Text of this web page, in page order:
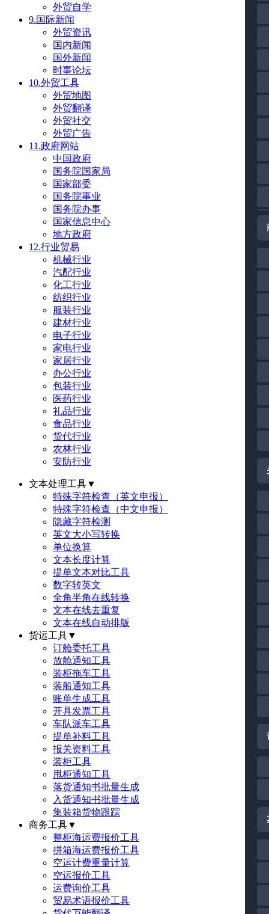
外贸自学
9.国际新闻
外贸资讯
国内新闻
国外新闻
时事论坛
10.外贸工具
外贸地图
外贸翻译
外贸社交
外贸广告
11.政府网站
中国政府
国务院国家局
国家部委
国务院事业
国务院办事
国家信息中心
地方政府
12.行业贸易
机械行业
汽配行业
化工行业
纺织行业
服装行业
建材行业
电子行业
家电行业
家居行业
办公行业
包装行业
医药行业
礼品行业
食品行业
货代行业
农林行业
安防行业
文本处理工具▼
特殊字符检查（英文申报）
特殊字符检查（中文申报）
隐藏字符检测
英文大小写转换
单位换算
文本长度计算
提单文本对比工具
数字转英文
全角半角在线转换
文本在线去重复
文本在线自动排版
货运工具▼
订舱委托工具
放舱通知工具
装柜拖车工具
装船通知工具
账单生成工具
开具发票工具
车队派车工具
提单补料工具
报关资料工具
装柜工具
甩柜通知工具
落货通知书批量生成
入货通知书批量生成
集装箱货物跟踪
商务工具▼
整柜海运费报价工具
拼箱海运费报价工具
空运计费重量计算
空运报价工具
运费询价工具
贸易术语报价工具